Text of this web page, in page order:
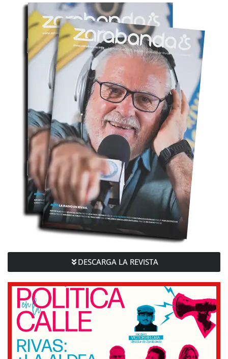
DESCARGA LA REVISTA